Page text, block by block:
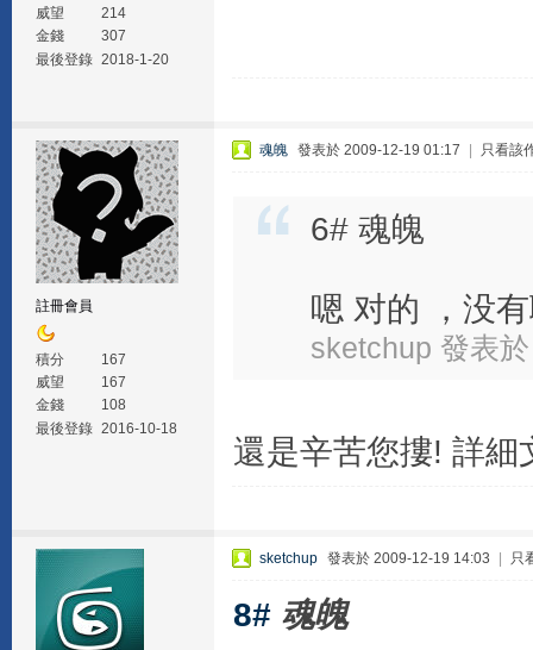
威望
214
金錢
307
最後登錄 2018-1-20
註冊會員
積分
167
威望
167
金錢
108
最後登錄 2016-10-18
魂魄 發表於 2009-12-19 01:17 只看該
6# 魂魄
嗯 对的 ，没
sketchup 發表
還是辛苦您摟! 詳
sketchup 發表於 2009-12-19 14:03 只
8# 魂魄